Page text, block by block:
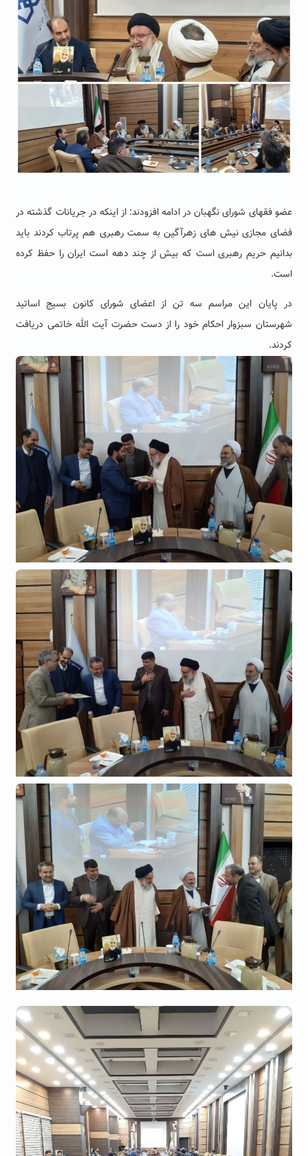
عضو فقهای شورای نگهبان در ادامه افزودند: از اینکه در جریانات گذشته در
فضای مجازی نیش های زهرآگین به سمت رهبری هم پرتاب کردند باید
بدانیم حریم رهبری است که بیش از چند دهه است ایران را حفظ کرده
است.
در پایان این مراسم سه تن از اعضای شورای کانون بسیج اساتید
شهرستان سبزوار احکام خود را از دست حضرت آیت الله خاتمی دریافت
کردند.